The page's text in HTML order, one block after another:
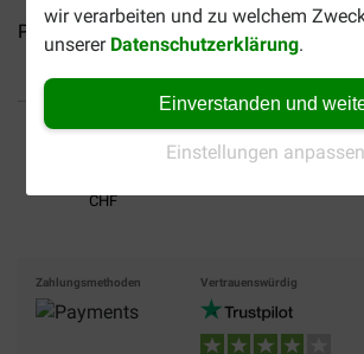
wir verarbeiten und zu welchem
unserer Datenschutzerklärung.
Einverstanden und
Einstellungen anpassen
Prins ProCare Senior... Prins ProCare
Bis 30% günstiger
CHF
Zahlungsmethoden Vertrauenswürdig